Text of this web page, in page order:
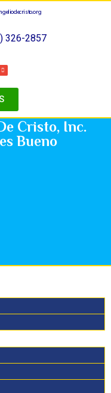
326-2857
Cristo, Inc.
Bueno